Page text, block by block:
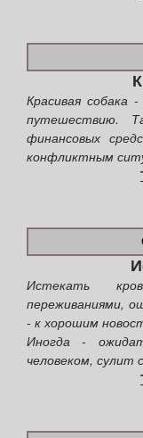
Красивая собака
путешествию.
финансовых
конфликтным
Истекать
переживаниями,
- к хорошим
Иногда -
человеком, сулит